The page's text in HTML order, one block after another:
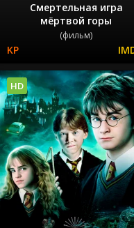
Смертельная игра
мёртвой горы
(фильм)
HD